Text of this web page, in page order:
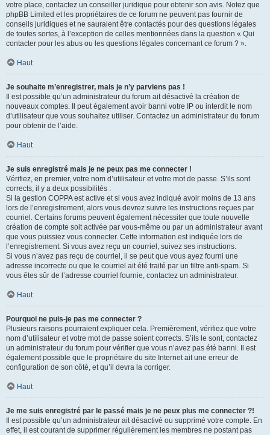
votre place, contactez un conseiller juridique pour obtenir son avis. Notez que
phpBB Limited et les propriétaires de ce forum ne peuvent pas fournir de
conseils juridiques et ne sauraient être contactés pour des questions légales
de toutes sortes, à l’exception de celles mentionnées dans la question « Qui
contacter pour les abus ou les questions légales concernant ce forum ? ».
Haut
Je souhaite m’enregistrer, mais je n’y parviens pas !
Il est possible qu’un administrateur du forum ait désactivé la création de
nouveaux comptes. Il peut également avoir banni votre IP ou interdit le nom
d’utilisateur que vous souhaitez utiliser. Contactez un administrateur du forum
pour obtenir de l’aide.
Haut
Je suis enregistré mais je ne peux pas me connecter !
Vérifiez, en premier, votre nom d’utilisateur et votre mot de passe. S’ils sont
corrects, il y a deux possibilités :
Si la gestion COPPA est active et si vous avez indiqué avoir moins de 13 ans
lors de l’enregistrement, alors vous devrez suivre les instructions reçues par
courriel. Certains forums peuvent également nécessiter que toute nouvelle
création de compte soit activée par vous-même ou par un administrateur avant
que vous puissiez vous connecter. Cette information est indiquée lors de
l’enregistrement. Si vous avez reçu un courriel, suivez ses instructions.
Si vous n’avez pas reçu de courriel, il se peut que vous ayez fourni une
adresse incorrecte ou que le courriel ait été traité par un filtre anti-spam. Si
vous êtes sûr de l’adresse courriel fournie, contactez un administrateur.
Haut
Pourquoi ne puis-je pas me connecter ?
Plusieurs raisons pourraient expliquer cela. Premièrement, vérifiez que votre
nom d’utilisateur et votre mot de passe soient corrects. S’ils le sont, contactez
un administrateur du forum pour vérifier que vous n’avez pas été banni. Il est
également possible que le propriétaire du site Internet ait une erreur de
configuration de son côté, et qu’il devra la corriger.
Haut
Je me suis enregistré par le passé mais je ne peux plus me connecter ?!
Il est possible qu’un administrateur ait désactivé ou supprimé votre compte. En
effet, il est courant de supprimer régulièrement les membres ne postant pas